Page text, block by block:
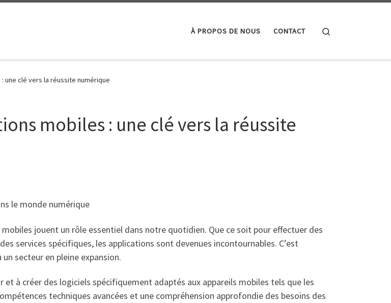
À PROPOS DE NOUS CONTACT
une clé vers la réussite numérique
mobiles : une clé vers la réussite
le monde numérique
jouent un rôle essentiel dans notre quotidien. Que ce soit pour effectuer des
services spécifiques, les applications sont devenues incontournables. C’est
secteur en pleine expansion.
à créer des logiciels spécifiquement adaptés aux appareils mobiles tels que les
techniques avancées et une compréhension approfondie des besoins des